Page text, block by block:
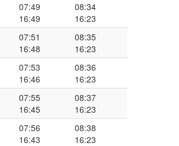
07:49
16:49
08:34
16:23
07:51
16:48
08:35
16:23
07:53
16:46
08:36
16:23
07:55
16:45
08:37
16:23
07:56
16:43
08:38
16:23